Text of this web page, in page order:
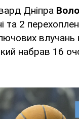
Дніпра
та 2
влучань
набрав 16